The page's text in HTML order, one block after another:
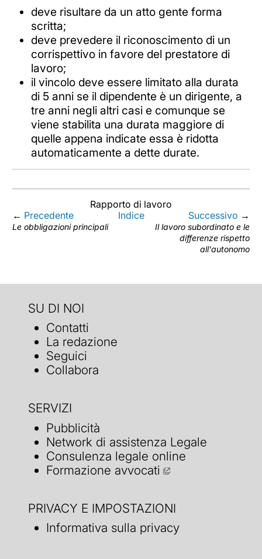
deve risultare da un atto gente forma
scritta;
deve prevedere il riconoscimento di un
corrispettivo in favore del prestatore di
lavoro;
il vincolo deve essere limitato alla durata
di 5 anni se il dipendente è un dirigente, a
tre anni negli altri casi e comunque se
viene stabilita una durata maggiore di
quelle appena indicate essa è ridotta
automaticamente a dette durate.
Rapporto di lavoro
← Precedente
Le obbligazioni principali
Indice Successivo →
Il lavoro subordinato e le
differenze rispetto
all'autonomo
SU DI NOI
Contatti
La redazione
Seguici
Collabora
SERVIZI
Pubblicità
Network di assistenza Legale
Consulenza legale online
Formazione avvocati
PRIVACY E IMPOSTAZIONI
Informativa sulla privacy